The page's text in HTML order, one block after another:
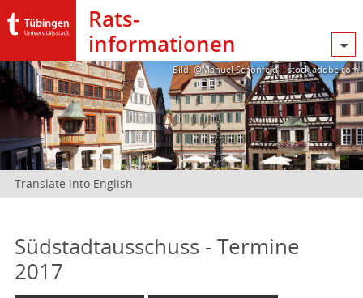
Rats­
informationen
Bild: @Manuel Schönfeld – stock.adobe.com
Translate into English
Südstadtausschuss - Termine
2017